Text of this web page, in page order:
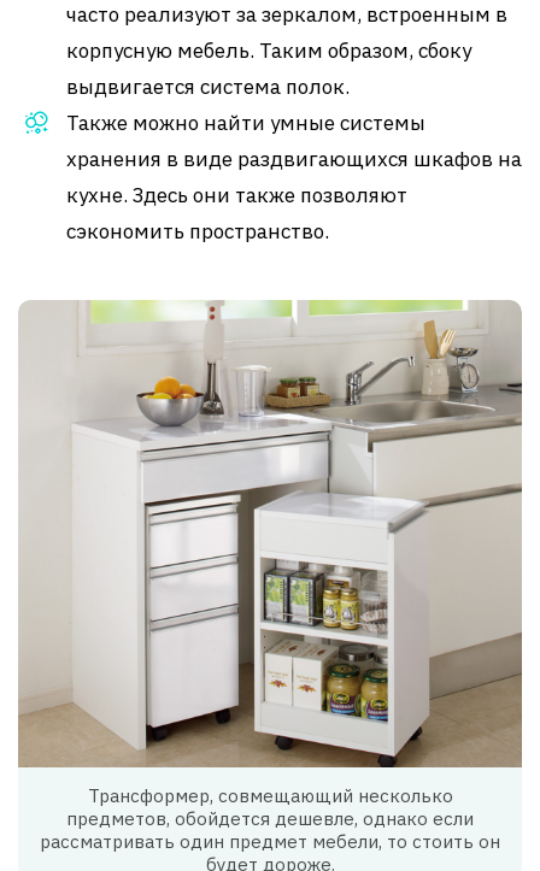
часто реализуют за зеркалом, встроенным в
корпусную мебель. Таким образом, сбоку
выдвигается система полок.
Также можно найти умные системы
хранения в виде раздвигающихся шкафов на
кухне. Здесь они также позволяют
сэкономить пространство.
Трансформер, совмещающий несколько
предметов, обойдется дешевле, однако если
рассматривать один предмет мебели, то стоить он
будет дороже.